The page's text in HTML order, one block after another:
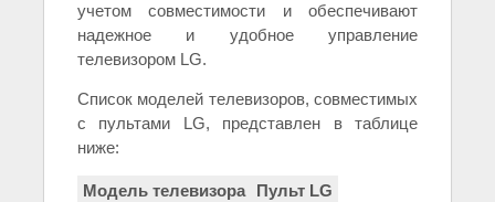
учетом совместимости и обеспечивают
надежное и удобное управление
телевизором LG.
Список моделей телевизоров, совместимых
с пультами LG, представлен в таблице
ниже:
Модель телевизора Пульт LG